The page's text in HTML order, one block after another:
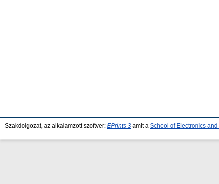
Szakdolgozat, az alkalamzott szoftver: EPrints 3 amit a School of Electronics